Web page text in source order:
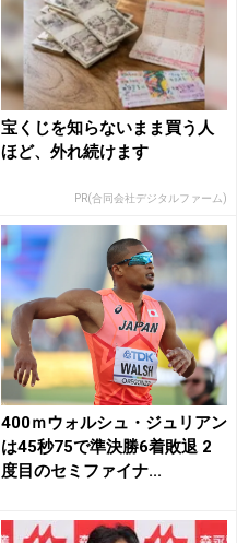
宝くじを知らないまま買う人
ほど、外れ続けます
PR(合同会社デジタルファーム)
400ｍウォルシュ・ジュリアン
は45秒75で準決勝6着敗退 2
度目のセミファイナ...